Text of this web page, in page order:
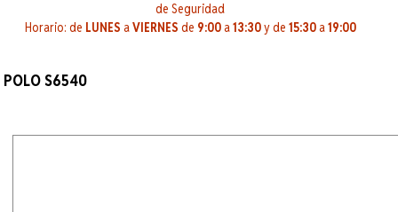
de Seguridad
Horario: de LUNES aVIERNES de 9:00a13:30y de 15:30a19:00
POLO S6540